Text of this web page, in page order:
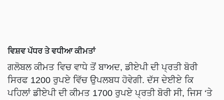
ਵਿਸ਼ਵ ਪੱਧਰ ਤੇ ਵਧੀਆ ਕੀਮਤਾਂ
ਗਲੋਬਲ ਕੀਮਤ ਵਿਚ ਵਾਧੇ ਤੋਂ ਬਾਅਦ, ਡੀਏਪੀ ਦੀ ਪ੍ਰਤੀ ਬੋਰੀ
ਸਿਰਫ 1200 ਰੁਪਏ ਵਿੱਚ ਉਪਲਬਧ ਹੋਵੇਗੀ. ਦੱਸ ਦੇਈਏ ਕਿ
ਪਹਿਲਾਂ ਡੀਏਪੀ ਦੀ ਕੀਮਤ 1700 ਰੁਪਏ ਪ੍ਰਤੀ ਬੋਰੀ ਸੀ, ਜਿਸ ‘ਤੇ